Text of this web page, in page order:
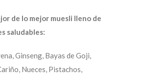
de lo mejor muesli lleno de
saludables:
Ginseng, Bayas de Goji,
Nueces, Pistachos,